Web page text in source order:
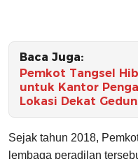
Baca Juga:
Pemkot Tangsel
untuk Kantor
Lokasi Dekat
Sejak tahun 2018,
lembaga peradilan